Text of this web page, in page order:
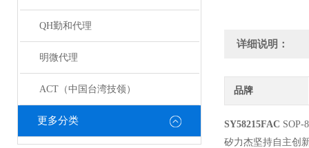
QH勤和代理
明微代理
ACT（中国台湾技领）
更多分类
详细说明：
品牌
SY58215FAC SOP-8
矽力杰坚持自主创